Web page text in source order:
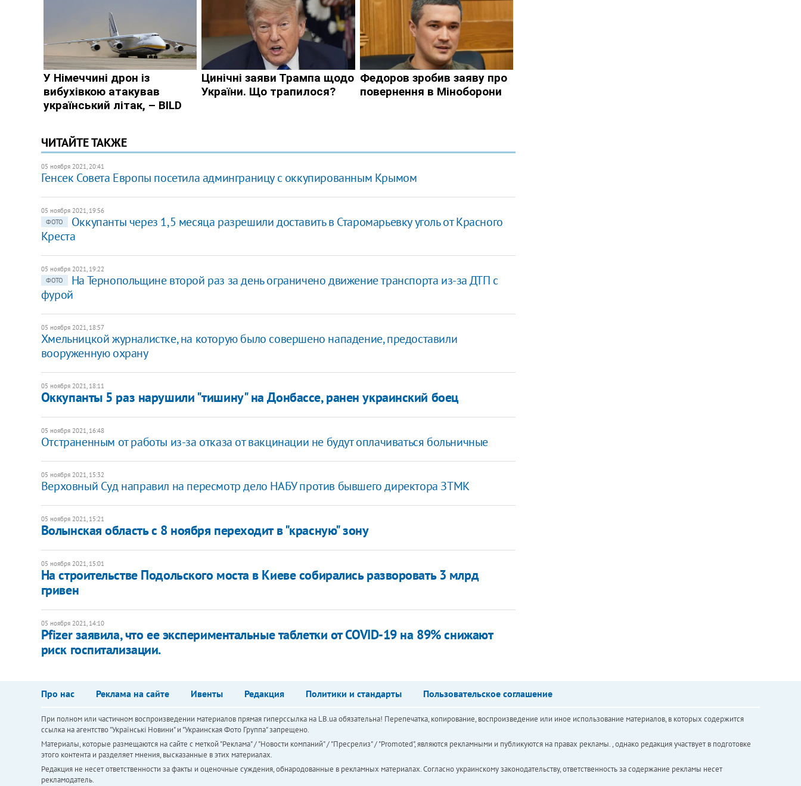
ЧИТАЙТЕ ТАКЖЕ
05 ноября 2021, 20:41
Генсек Совета Европы посетила админграницу с оккупированным Крымом
05 ноября 2021, 19:56
ФОТО
Оккупанты через 1,5 месяца разрешили доставить в Старомарьевку уголь от Красного
Креста
05 ноября 2021, 19:22
ФОТО
На Тернопольщине второй раз за день ограничено движение транспорта из-за ДТП с
фурой
05 ноября 2021, 18:57
Хмельницкой журналистке, на которую было совершено нападение, предоставили
вооруженную охрану
05 ноября 2021, 18:11
Оккупанты 5 раз нарушили "тишину" на Донбассе, ранен украинский боец
05 ноября 2021, 16:48
Отстраненным от работы из-за отказа от вакцинации не будут оплачиваться больничные
05 ноября 2021, 15:32
Верховный Суд направил на пересмотр дело НАБУ против бывшего директора ЗТМК
05 ноября 2021, 15:21
Волынская область с 8 ноября переходит в "красную" зону
05 ноября 2021, 15:01
На строительстве Подольского моста в Киеве собирались разворовать 3 млрд
гривен
05 ноября 2021, 14:10
Pfizer заявила, что ее экспериментальные таблетки от COVID-19 на 89% снижают
риск госпитализации.
Про нас Реклама на сайте Ивенты Редакция Политики и стандарты Пользовательское соглашение
При полном или частичном воспроизведении материалов прямая гиперссылка на LB.ua обязательна! Перепечатка, копирование, воспроизведение или иное использование материалов, в которых содержится
ссылка на агентство "Українськi Новини" и "Украинская Фото Группа" запрещено.
Материалы, которые размещаются на сайте с меткой "Реклама" / "Новости компаний" / "Пресрелиз" / "Promoted", являются рекламными и публикуются на правах рекламы. , однако редакция участвует в подготовке
этого контента и разделяет мнения, высказанные в этих материалах.
Редакция не несет ответственности за факты и оценочные суждения, обнародованные в рекламных материалах. Согласно украинскому законодательству, ответственность за содержание рекламы несет
рекламодатель.